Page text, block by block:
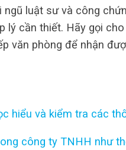
luật sư và công
lý cần thiết. Hãy gọi
văn phòng để nhận
hiểu và kiểm tra các
công ty TNHH như